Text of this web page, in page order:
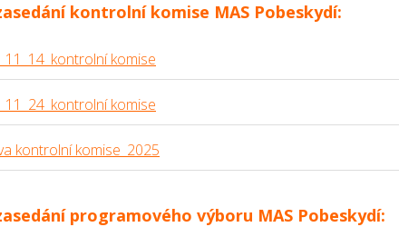
kontrolní komise MAS Pobeskydí:
komise
komise
kontrolní komise_2025
programového výboru MAS Pobeskydí: